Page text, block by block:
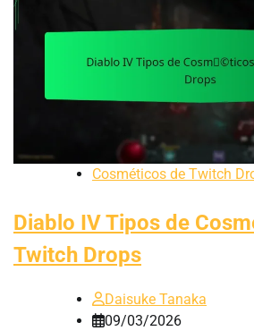
Cosméticos de Twitch
Diablo IV Tipos de
Twitch Drops
Daisuke Tanaka
09/03/2026